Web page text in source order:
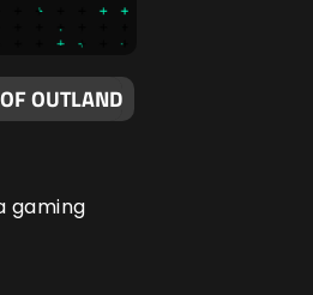
OUTLAND
gaming